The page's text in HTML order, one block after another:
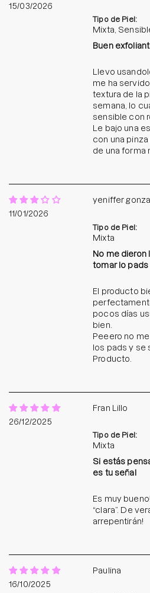
15/03/2026
Tipo de Piel:
Mixta,
Buen
Llevo
me ha
textura de la
semana, lo
sensible con
Le bajo una
con una
de una forma
11/01/2026
yeniffer
Tipo de Piel:
Mixta
No me dieron
tomar lo pads
El producto
pocos días
bien.
Peeero no
los pads y se
Producto.
26/12/2025
Fran Lillo
Tipo de Piel:
Mixta
Si estás
es tu señal
Es muy
“clara”. De
arrepentirán!
16/10/2025
Paulina